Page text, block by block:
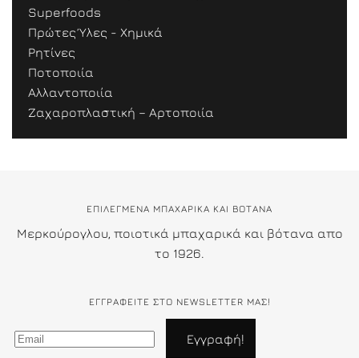
Superfoods
Πρώτες Ύλες - Χημικά
Ρητίνες
Ποτοποιία
Αλλαντοποιία
Ζαχαροπλαστική – Αρτοποιία
ΕΠΙΛΕΓΜΕΝΑ ΜΠΑΧΑΡΙΚΑ ΚΑΙ ΒΟΤΑΝΑ
Μερκούρογλου, ποιοτικά μπαχαρικά και βότανα απο
το 1926.
ΕΓΓΡΑΦΕΊΤΕ ΣΤΟ NEWSLETTER ΜΑΣ!